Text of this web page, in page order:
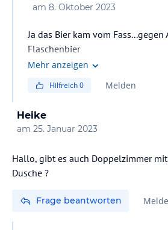
am 8. Oktober 2023
Ja das Bier kam vom
Flaschenbier
Mehr anzeigen
Hilfreich0 Melden
Heike
am 25. Januar 2023
Hallo, gibt es auch Doppelzimmer
Dusche ?
Frage beantworten